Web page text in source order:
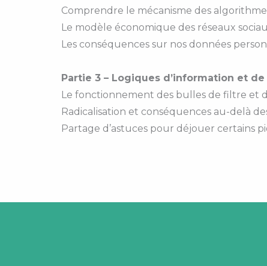
Comprendre le mécanisme des
Le modèle économique des réseaux
Les conséquences sur nos données
Partie 3 – Logiques d’information et
Le fonctionnement des bulles de filtre et
Radicalisation et conséquences au-delà
Partage d’astuces pour déjouer certains